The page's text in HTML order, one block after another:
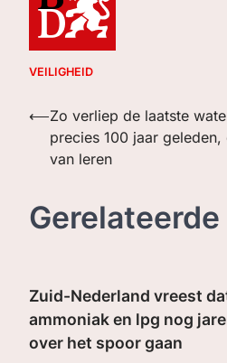
VEILIGHEID
Bericht
navigatie
⟵Zo verliep de laatste
precies 100 jaar
van leren
Zuid-Nederland vreest
ammoniak en lpg nog
over het spoor gaan